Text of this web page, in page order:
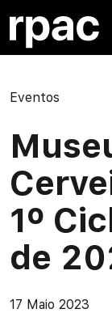
Eventos
1º
de
17 Maio 2023